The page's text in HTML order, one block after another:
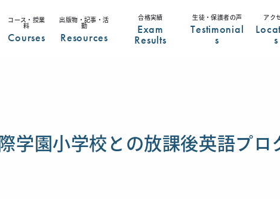
コース・授業
料
Courses
出版物・記事・活
動
Resources
合格実績
Exam
Results
生徒・保護者の声
Testimonial
s
アク
s
学園小学校との放課後英語プロ